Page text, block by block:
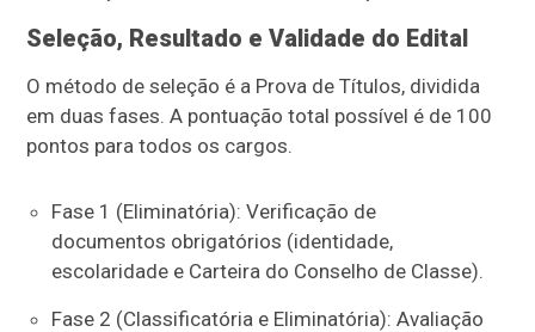
Seleção, Resultado e Validade do Edital
O método de seleção é a Prova de Títulos, dividida
em duas fases. A pontuação total possível é de 100
pontos para todos os cargos.
Fase 1 (Eliminatória): Verificação de
documentos obrigatórios (identidade,
escolaridade e Carteira do Conselho de Classe).
Fase 2 (Classificatória e Eliminatória): Avaliação